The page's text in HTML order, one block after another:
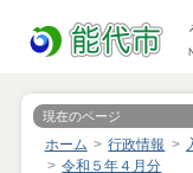
現在のページ
ホーム 行政情報
令和５年４月分